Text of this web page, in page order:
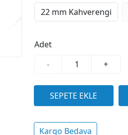
22 mm Kahverengi
Adet
-
+
Kargo Bedava